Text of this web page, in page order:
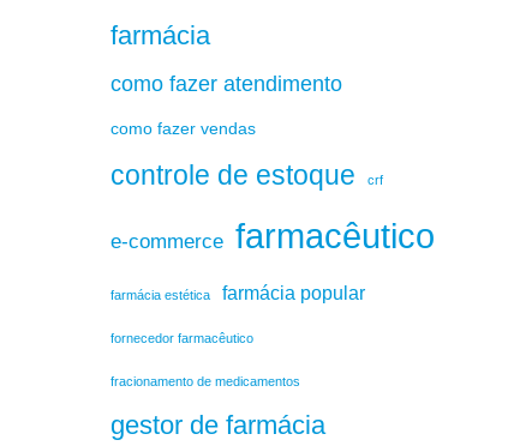
farmácia
como fazer atendimento
como fazer vendas
controle de estoque crf
e-commerce farmacêutico
farmácia estética farmácia popular
fornecedor farmacêutico
fracionamento de medicamentos
gestor de farmácia